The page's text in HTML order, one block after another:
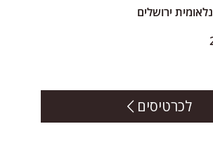
ירושלים
לכרטיסים